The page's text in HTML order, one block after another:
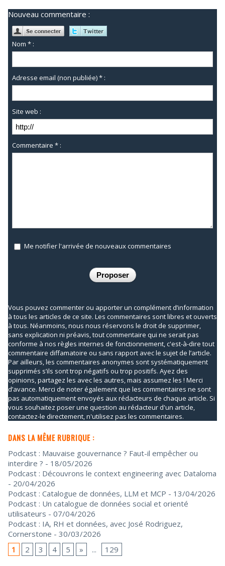
Nouveau commentaire :
Nom * :
Adresse email (non publiée) * :
Site web :
Commentaire * :
Me notifier l'arrivée de nouveaux commentaires
Vous pouvez commenter ou apporter un complément d’information
à tous les articles de ce site. Les commentaires sont libres et ouverts
à tous. Néanmoins, nous nous réservons le droit de supprimer,
sans explication ni préavis, tout commentaire qui ne serait pas
conforme à nos règles internes de fonctionnement, c'est-à-dire tout
commentaire diffamatoire ou sans rapport avec le sujet de l’article.
Par ailleurs, les commentaires anonymes sont systématiquement
supprimés s’ils sont trop négatifs ou trop positifs. Ayez des
opinions, partagez les avec les autres, mais assumez les ! Merci
d’avance. Merci de noter également que les commentaires ne sont
pas automatiquement envoyés aux rédacteurs de chaque article. Si
vous souhaitez poser une question au rédacteur d'un article,
contactez-le directement, n'utilisez pas les commentaires.
DANS LA MÊME RUBRIQUE :
Podcast : Mauvaise gouvernance ? Faut-il empêcher ou
interdire ? - 18/05/2026
Podcast : Découvrons le context engineering avec Dataloma
- 20/04/2026
Podcast : Catalogue de données, LLM et MCP - 13/04/2026
Podcast : Un catalogue de données social et orienté
utilisateurs - 07/04/2026
Podcast : IA, RH et données, avec José Rodriguez,
Cornerstone - 30/03/2026
1
2 3 4 5 » ... 129